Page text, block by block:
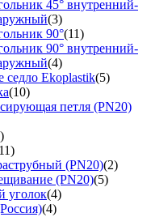
45° внутренний-
(3)
90°(11)
90° внутренний-
(4)
седло Ekoplastik(5)
(10)
петля (PN20)
(PN20)(2)
(PN20)(5)
уголок(4)
(4)